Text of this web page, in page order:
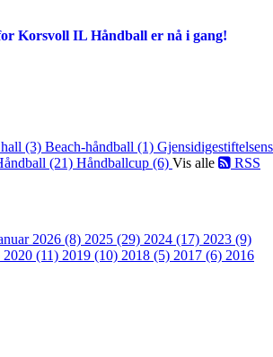
Korsvoll IL Håndball er nå i gang!
(3) Beach-håndball (1) Gjensidigestiftelsens
(21) Håndballcup (6) Vis alle RSS
2026 (8) 2025 (29) 2024 (17) 2023 (9)
2020 (11) 2019 (10) 2018 (5) 2017 (6) 2016